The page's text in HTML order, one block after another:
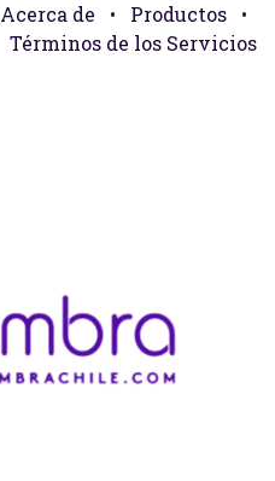
Acerca de • Productos
•
Términos de los Servicios